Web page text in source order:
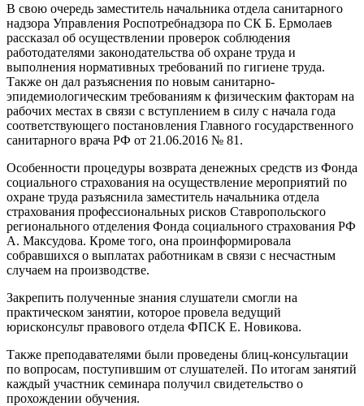
В свою очередь заместитель начальника отдела санитарного
надзора Управления Роспотребнадзора по СК Б. Ермолаев
рассказал об осуществлении проверок соблюдения
работодателями законодательства об охране труда и
выполнения нормативных требований по гигиене труда.
Также он дал разъяснения по новым санитарно-
эпидемиологическим требованиям к физическим факторам на
рабочих местах в связи с вступлением в силу с начала года
соответствующего постановления Главного государственного
санитарного врача РФ от 21.06.2016 № 81.
Особенности процедуры возврата денежных средств из Фонда
социального страхования на осуществление мероприятий по
охране труда разъяснила заместитель начальника отдела
страхования профессиональных рисков Ставропольского
регионального отделения Фонда социального страхования РФ
А. Максудова. Кроме того, она проинформировала
собравшихся о выплатах работникам в связи с несчастным
случаем на производстве.
Закрепить полученные знания слушатели смогли на
практическом занятии, которое провела ведущий
юрисконсульт правового отдела ФПСК Е. Новикова.
Также преподавателями были проведены блиц-консультации
по вопросам, поступившим от слушателей. По итогам занятий
каждый участник семинара получил свидетельство о
прохождении обучения.